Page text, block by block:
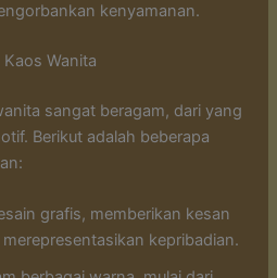
kenyamanan.
Wanita
sangat beragam, dari yang
Berikut adalah beberapa
grafis, memberikan kesan
kepribadian.